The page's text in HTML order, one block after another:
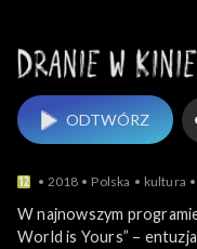
ODTWÓRZ
2018 Polska kultura
W najnowszym
World is Yours” –